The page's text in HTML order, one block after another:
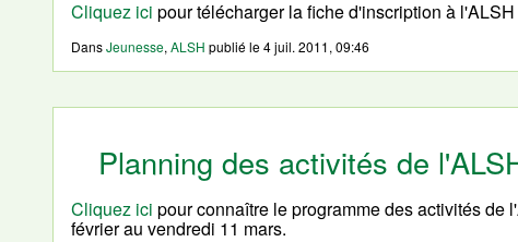
Cliquez ici pour télécharger la fiche d'inscription à
DansJeunesse, ALSH publié le4 juil. 2011, 09:46
Planning des activités de
Cliquez ici pour connaître le programme des activités
février au vendredi 11 mars.